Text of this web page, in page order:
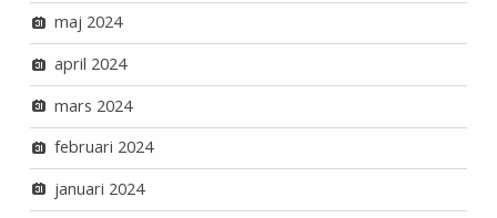
maj 2024
april 2024
mars 2024
februari 2024
januari 2024